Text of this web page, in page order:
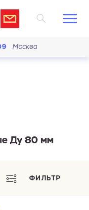
Москва
Ду 80 мм
ФИЛЬТР